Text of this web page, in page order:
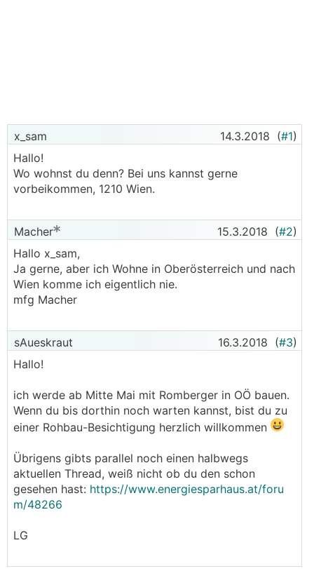
x_sam 14.3.2018 (#1)
Hallo!
Wo wohnst du denn? Bei uns kannst gerne
vorbeikommen, 1210 Wien.
Macher 15.3.2018 (#2)
Hallo x_sam,
Ja gerne, aber ich Wohne in Oberösterreich und nach
Wien komme ich eigentlich nie.
mfg Macher
sAueskraut 16.3.2018 (#3)
Hallo!
ich werde ab Mitte Mai mit Romberger in OÖ bauen.
Wenn du bis dorthin noch warten kannst, bist du zu
einer Rohbau-Besichtigung herzlich willkommen
Übrigens gibts parallel noch einen halbwegs
aktuellen Thread, weiß nicht ob du den schon
gesehen hast: https://www.energiesparhaus.at/foru
m/48266
LG